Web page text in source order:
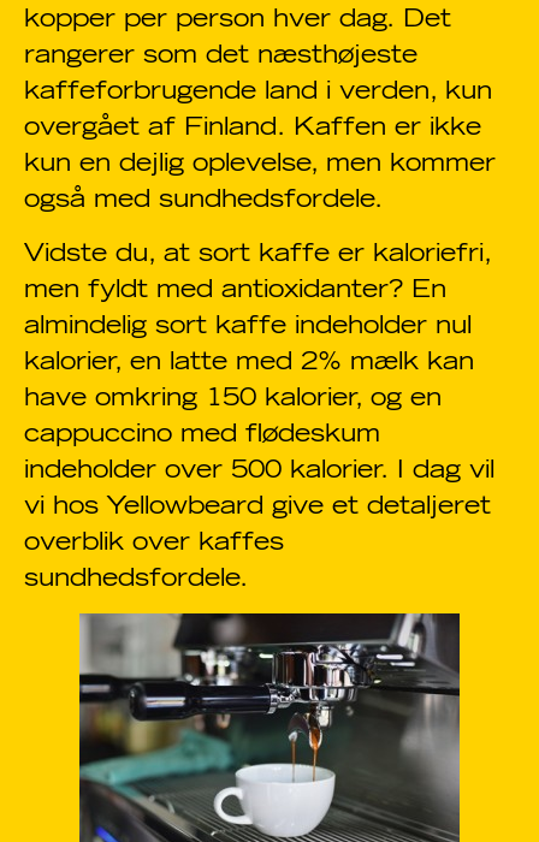
kopper per person hver dag. Det
rangerer som det næsthøjeste
kaffeforbrugende land i verden, kun
overgået af Finland. Kaffen er ikke
kun en dejlig oplevelse, men kommer
også med sundhedsfordele.
Vidste du, at sort kaffe er kaloriefri,
men fyldt med antioxidanter? En
almindelig sort kaffe indeholder nul
kalorier, en latte med 2% mælk kan
have omkring 150 kalorier, og en
cappuccino med flødeskum
indeholder over 500 kalorier. I dag vil
vi hos Yellowbeard give et detaljeret
overblik over kaffes
sundhedsfordele.